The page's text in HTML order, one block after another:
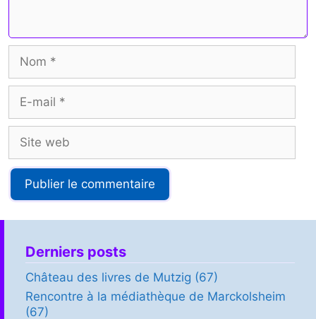
mail
web
Derniers posts
Château des livres de Mutzig (67)
Rencontre à la médiathèque de Marckolsheim
(67)